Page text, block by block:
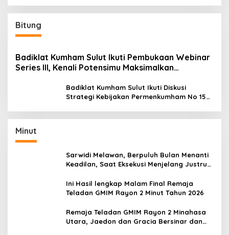
Bitung
Badiklat Kumham Sulut Ikuti Pembukaan Webinar
Series III, Kenali Potensimu Maksimalkan
Badiklat Kumham Sulut Ikuti Diskusi
Strategi Kebijakan Permenkumham No 15
Minut
Sarwidi Melawan, Berpuluh Bulan Menanti
Keadilan, Saat Eksekusi Menjelang Justru
Ini Hasil lengkap Malam Final Remaja
Teladan GMIM Rayon 2 Minut Tahun 2026
Remaja Teladan GMIM Rayon 2 Minahasa
Utara, Jaedon dan Gracia Bersinar dan